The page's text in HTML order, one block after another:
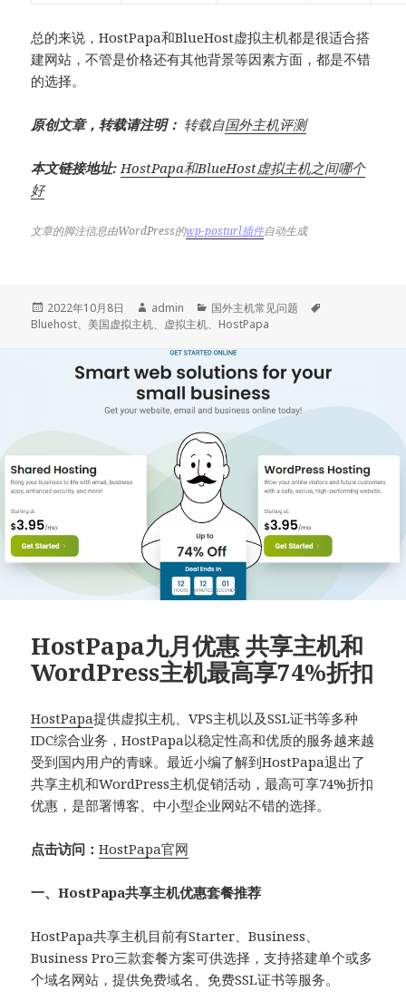
总的来说，HostPapa和BlueHost虚拟主机都是很适合搭
建网站，不管是价格还有其他背景等因素方面，都是不错
的选择。
原创文章，转载请注明： 转载自国外主机评测
本文链接地址: HostPapa和BlueHost虚拟主机之间哪个
好
文章的脚注信息由WordPress的wp-posturl插件自动生成
发
布
2022年10月8日
作
者
admin
分
类
国外主机常见问题
Bluehost、美国虚拟主机、 虚拟主机、 HostPapa
HostPapa九月优惠 共享主机和
WordPress主机最高享74%折扣
HostPapa提供虚拟主机、VPS主机以及SSL证书等多种
IDC综合业务，HostPapa以稳定性高和优质的服务越来越
受到国内用户的青睐。最近小编了解到HostPapa退出了
共享主机和WordPress主机促销活动，最高可享74%折扣
优惠，是部署博客、中小型企业网站不错的选择。
点击访问：HostPapa官网
一、HostPapa共享主机优惠套餐推荐
HostPapa共享主机目前有Starter、Business、
Business Pro三款套餐方案可供选择，支持搭建单个或多
个域名网站，提供免费域名、免费SSL证书等服务。